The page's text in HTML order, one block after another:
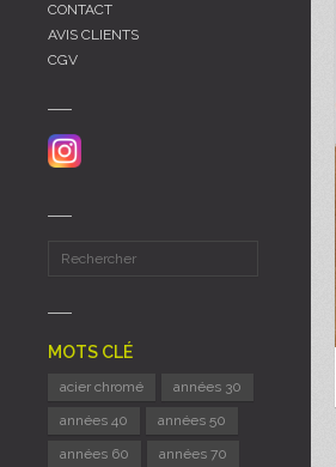
CONTACT
AVIS CLIENTS
CGV
MOTS CLÉ
acier chromé
années 30
années 40
années 50
années 60
années 70